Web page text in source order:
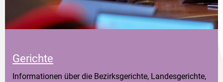
Gerichte
Informationen über die Bezirksgerichte, Landesgerichte,